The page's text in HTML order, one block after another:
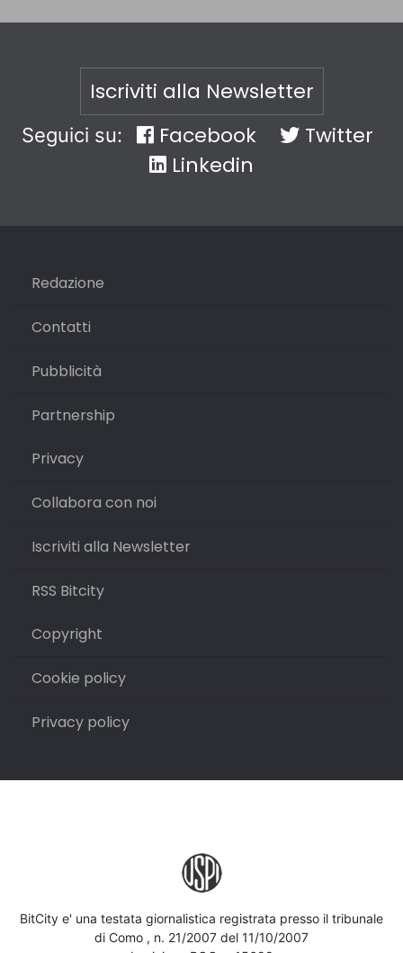
Iscriviti alla Newsletter
Seguici su: Facebook
Twitter
Linkedin
Redazione
Contatti
Pubblicità
Partnership
Privacy
Collabora con noi
Iscriviti alla Newsletter
RSS Bitcity
Copyright
Cookie policy
Privacy policy
BitCity e' una testata giornalistica registrata presso il tribunale
di Como , n. 21/2007 del 11/10/2007